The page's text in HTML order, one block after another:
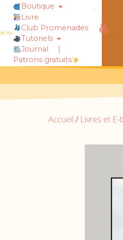
Boutique
Livre
Club Promenades
Tutoriels
Journal
|
Patrons gratuits
Accueil / Livres et E-